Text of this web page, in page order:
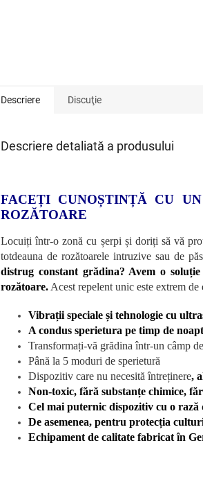
Descriere Discuţie
Descriere detaliată a produsului
FACEȚI CUNOȘTINȚĂ CU
ROZĂTOARE
Locuiți într-o zonă cu șerpi și doriți să vă
totdeauna de rozătoarele intruzive sau de
distrug constant grădina? Avem o
rozătoare. Acest repelent unic este extrem
Vibrații speciale și tehnologie cu
A condus sperietura pe timp de
Transformați-vă grădina într-un câmp
Până la 5 moduri de sperietură
Dispozitiv care nu necesită întreținere,
Non-toxic, fără substanțe chimice,
Cel mai puternic dispozitiv cu o rază
De asemenea, pentru protecția
Echipament de calitate fabricat în